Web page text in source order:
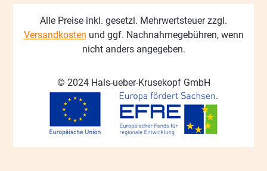
Alle Preise inkl. gesetzl. Mehrwertsteuer zzgl.
Versandkosten und ggf. Nachnahmegebühren, wenn
nicht anders angegeben.
© 2024 Hals-ueber-Krusekopf GmbH